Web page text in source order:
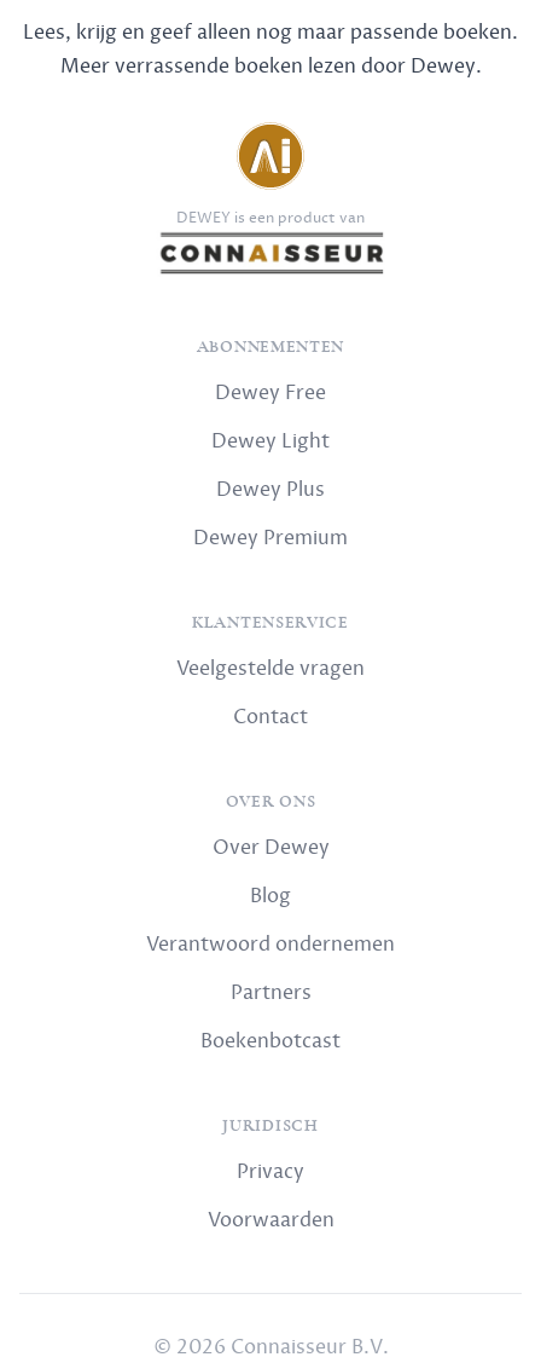
Lees, krijg en geef alleen nog maar passende boeken.
Meer verrassende boeken lezen door Dewey.
DEWEY is een product van
ABONNEMENTEN
Dewey Free
Dewey Light
Dewey Plus
Dewey Premium
KLANTENSERVICE
Veelgestelde vragen
Contact
OVER ONS
Over Dewey
Blog
Verantwoord ondernemen
Partners
Boekenbotcast
JURIDISCH
Privacy
Voorwaarden
© 2026 Connaisseur B.V.